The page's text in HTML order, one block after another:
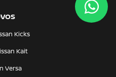
Kicks
Kait
Versa